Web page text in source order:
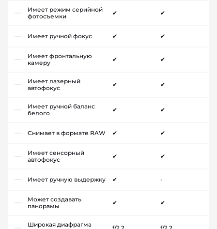
Имеет режим серийной
фотосъемки
✔ ✔
Имеет ручной фокус ✔ ✔
Имеет фронтальную
камеру
✔ ✔
Имеет лазерный
автофокус
✔ ✔
Имеет ручной баланс
белого
✔ ✔
Снимает в формате RAW ✔ ✔
Имеет сенсорный
автофокус
✔ ✔
Имеет ручную выдержку ✔ -
Может создавать
панорамы
✔ ✔
Широкая диафрагма